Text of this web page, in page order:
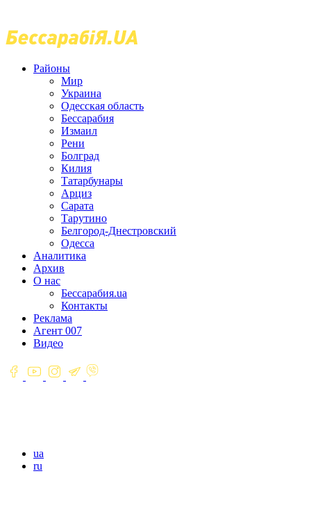
Районы
Мир
Украина
Одесская область
Бессарабия
Измаил
Рени
Болград
Килия
Татарбунары
Арциз
Сарата
Тарутино
Белгород-Днестровский
Одесса
Аналитика
Архив
О нас
Бессарабия.ua
Контакты
Реклама
Агент 007
Видео
ua
ru